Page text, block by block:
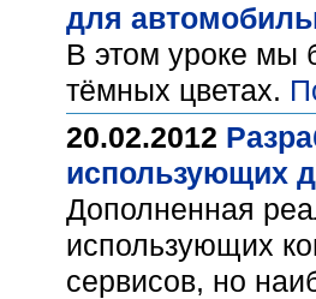
для
В этом уроке мы
тёмных цветах.
20.02.2012
использующих
Дополненная
использующих
сервисов, но